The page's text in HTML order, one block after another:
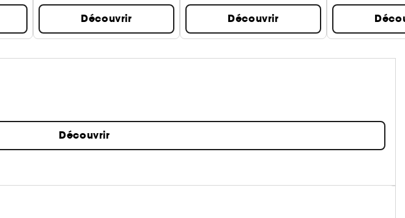
Découvrir Découvrir
Découvrir